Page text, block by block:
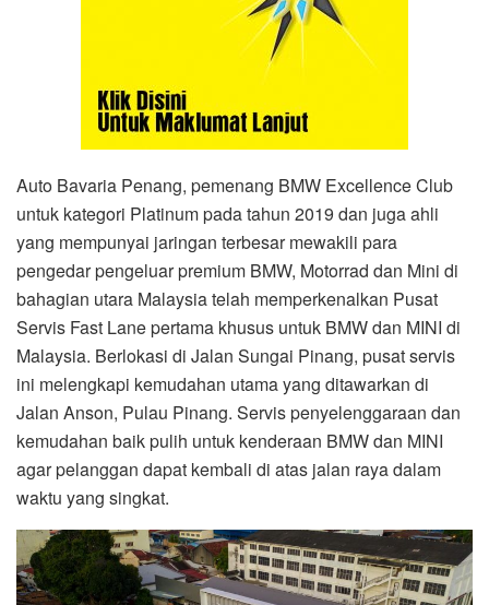
Auto Bavaria Penang, pemenang BMW Excellence Club
untuk kategori Platinum pada tahun 2019 dan juga ahli
yang mempunyai jaringan terbesar mewakili para
pengedar pengeluar premium BMW, Motorrad dan Mini di
bahagian utara Malaysia telah memperkenalkan Pusat
Servis Fast Lane pertama khusus untuk BMW dan MINI di
Malaysia. Berlokasi di Jalan Sungai Pinang, pusat servis
ini melengkapi kemudahan utama yang ditawarkan di
Jalan Anson, Pulau Pinang. Servis penyelenggaraan dan
kemudahan baik pulih untuk kenderaan BMW dan MINI
agar pelanggan dapat kembali di atas jalan raya dalam
waktu yang singkat.